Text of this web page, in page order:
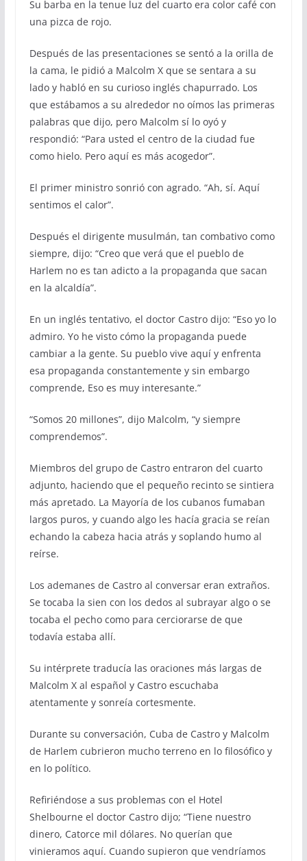
Su barba en la tenue luz del cuarto era color café con
una pizca de rojo.
Después de las presentaciones se sentó a la orilla de
la cama, le pidió a Malcolm X que se sentara a su
lado y habló en su curioso inglés chapurrado. Los
que estábamos a su alrededor no oímos las primeras
palabras que dijo, pero Malcolm sí lo oyó y
respondió: “Para usted el centro de la ciudad fue
como hielo. Pero aquí es más acogedor”.
El primer ministro sonrió con agrado. “Ah, sí. Aquí
sentimos el calor”.
Después el dirigente musulmán, tan combativo como
siempre, dijo: “Creo que verá que el pueblo de
Harlem no es tan adicto a la propaganda que sacan
en la alcaldía”.
En un inglés tentativo, el doctor Castro dijo: “Eso yo lo
admiro. Yo he visto cómo la propaganda puede
cambiar a la gente. Su pueblo vive aquí y enfrenta
esa propaganda constantemente y sin embargo
comprende, Eso es muy interesante.”
“Somos 20 millones”, dijo Malcolm, “y siempre
comprendemos”.
Miembros del grupo de Castro entraron del cuarto
adjunto, haciendo que el pequeño recinto se sintiera
más apretado. La Mayoría de los cubanos fumaban
largos puros, y cuando algo les hacía gracia se reían
echando la cabeza hacia atrás y soplando humo al
reírse.
Los ademanes de Castro al conversar eran extraños.
Se tocaba la sien con los dedos al subrayar algo o se
tocaba el pecho como para cerciorarse de que
todavía estaba allí.
Su intérprete traducía las oraciones más largas de
Malcolm X al español y Castro escuchaba
atentamente y sonreía cortesmente.
Durante su conversación, Cuba de Castro y Malcolm
de Harlem cubrieron mucho terreno en lo filosófico y
en lo político.
Refiriéndose a sus problemas con el Hotel
Shelbourne el doctor Castro dijo; “Tiene nuestro
dinero, Catorce mil dólares. No querían que
vinieramos aquí. Cuando supieron que vendríamos